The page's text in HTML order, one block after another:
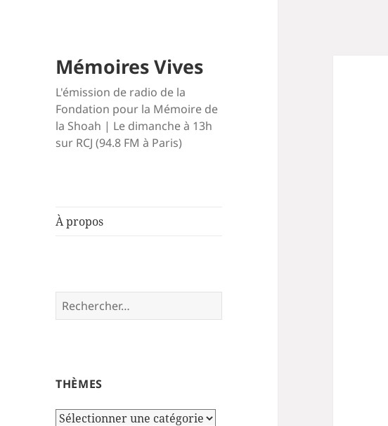
Mémoires Vives
L'émission de radio de la
Fondation pour la Mémoire de
la Shoah | Le dimanche à 13h
sur RCJ (94.8 FM à Paris)
À propos
Rechercher :
THÈMES
Thèmes